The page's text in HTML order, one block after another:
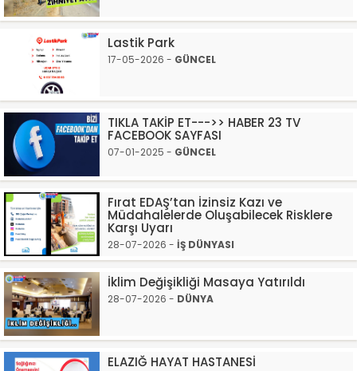
Lastik Park
17-05-2026 - GÜNCEL
TIKLA TAKİP ET--->> HABER 23 TV
FACEBOOK SAYFASI
07-01-2025 - GÜNCEL
Fırat EDAŞ’tan İzinsiz Kazı ve
Müdahalelerde Oluşabilecek Risklere
Karşı Uyarı
28-07-2026 - İŞ DÜNYASI
İklim Değişikliği Masaya Yatırıldı
28-07-2026 - DÜNYA
ELAZIĞ HAYAT HASTANESİ